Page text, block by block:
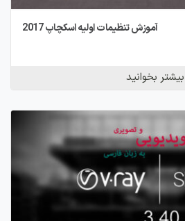
آموزش تنظیمات اولیه اسکچاپ 2017
بیشتر بخوانید